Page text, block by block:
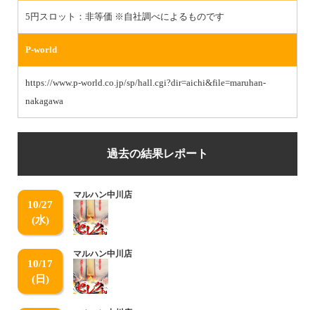
5円スロット：非等価 ※自社調べによるものです
P-world
https://www.p-world.co.jp/sp/hall.cgi?dir=aichi&file=maruhan-
nakagawa
過去の結果レポート
10/27
(水)
マルハン中川店
10/17
(日)
マルハン中川店